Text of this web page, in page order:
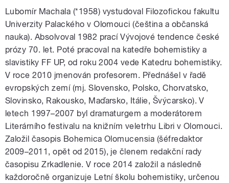
Lubomír Machala (*1958) vystudoval Filozofickou fakultu
Univerzity Palackého v Olomouci (čeština a občanská
nauka). Absolvoval 1982 prací Vývojové tendence české
prózy 70. let. Poté pracoval na katedře bohemistiky a
slavistiky FF UP, od roku 2004 vede Katedru bohemistiky.
V roce 2010 jmenován profesorem. Přednášel v řadě
evropských zemí (mj. Slovensko, Polsko, Chorvatsko,
Slovinsko, Rakousko, Maďarsko, Itálie, Švýcarsko). V
letech 1997–2007 byl dramaturgem a moderátorem
Literárního festivalu na knižním veletrhu Libri v Olomouci.
Založil časopis Bohemica Olomucensia (šéfredaktor
2009–2011, opět od 2015), je členem redakční rady
časopisu Zrkadlenie. V roce 2014 založil a následně
každoročně organizuje Letní školu bohemistiky, určenou